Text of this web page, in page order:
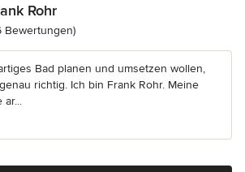
Rohr
4.6 von 5 Sternen
Bewertungen)
Bad planen und umsetzen wollen,
richtig. Ich bin Frank Rohr. Meine
ar...